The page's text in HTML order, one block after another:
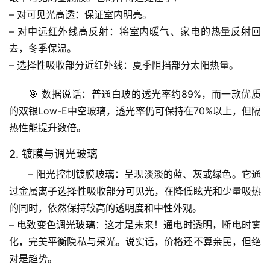
史
档
案
宇
文
活
学
科
技
前
沿
– 对可见光高透：保证室内明亮。
– 对中远红外线高反射 ：将室内暖气、家电的热量反射回
去，冬季保温。
– 选择性吸收部分近红外线：夏季阻挡部分太阳热量。
🎯 数据说话：普通白玻的透光率约89%，而一款优质
的双银Low-E中空玻璃，透光率仍可保持在70%以上，但隔
热性能提升数倍。
2. 镀膜与调光玻璃
– 阳光控制镀膜玻璃：呈现淡淡的蓝、灰或绿色。它通
过金属离子选择性吸收部分可见光，在降低眩光和少量吸热
的同时， 依然保持较高的透明度和中性外观。
– 电致变色调光玻璃：这才是未来！通电时透明，断电时雾
化，完美平衡隐私与采光。说实话，价格还不算亲民，但绝
对是趋势。